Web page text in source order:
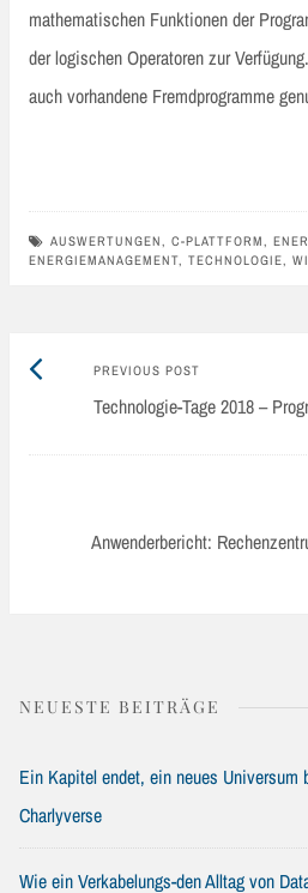
mathematischen Funktionen der
der logischen Operatoren zur
auch vorhandene Fremdprogramme
AUSWERTUNGEN, C-PLATTFORM,
ENERGIEMANAGEMENT, TECHNOLOGIE,
Post
navigation
PREVIOUS POSTPrevious
post:
Technologie-Tage 2018 –
Anwenderbericht:
NEUESTE BEITRÄGE
Ein Kapitel endet, ein neues Universum
Charlyverse
Wie ein Verkabelungs-den Alltag von